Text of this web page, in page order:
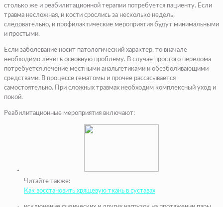
столько же и реабилитационной терапии потребуется пациенту. Если
травма несложная, и кости срослись за несколько недель,
следовательно, и профилактические мероприятия будут минимальными
и простыми.
Если заболевание носит патологический характер, то вначале
необходимо лечить основную проблему. В случае простого перелома
потребуется лечение местными анальгетиками и обезболивающими
средствами. В процессе гематомы и прочее рассасывается
самостоятельно. При сложных травмах необходим комплексный уход и
покой.
Реабилитационные мероприятия включают:
Читайте также:
Как восстановить хрящевую ткань в суставах